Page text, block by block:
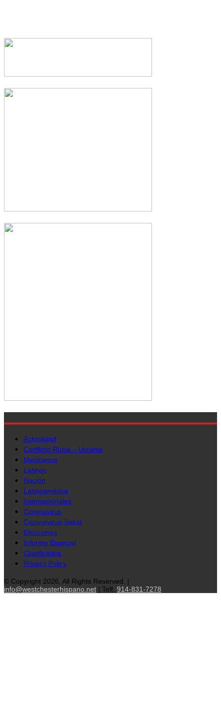
Actualidad
Conflicto Rusia – Ucrania
Mexicanos
Latinos
Nación
Latinoamérica
Internacionales
Coronavirus
Coronavirus-Salud
Elecciones
Informe Especial
Clasificados
Privacy Policy
© Copyright 2026, All Rights Reserved. |
info@westchesterhispano.net | Telf. 914-831-7278